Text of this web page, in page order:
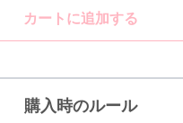
カートに追加する
購入時のルール